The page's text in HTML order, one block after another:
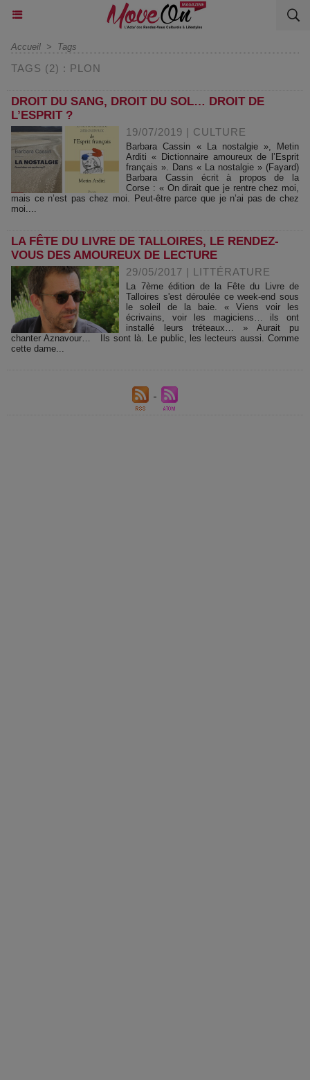
Accueil > Tags
TAGS (2) : PLON
DROIT DU SANG, DROIT DU SOL… DROIT DE
L’ESPRIT ?
19/07/2019 | CULTURE
Barbara Cassin « La nostalgie », Metin
Arditi « Dictionnaire amoureux de l’Esprit
français ». Dans « La nostalgie » (Fayard)
Barbara Cassin écrit à propos de la
Corse : « On dirait que je rentre chez moi,
mais ce n’est pas chez moi. Peut-être parce que je n’ai pas de chez
moi....
LA FÊTE DU LIVRE DE TALLOIRES, LE RENDEZ-
VOUS DES AMOUREUX DE LECTURE
29/05/2017 | LITTÉRATURE
La 7ème édition de la Fête du Livre de
Talloires s'est déroulée ce week-end sous
le soleil de la baie. « Viens voir les
écrivains, voir les magiciens… ils ont
installé leurs tréteaux… » Aurait pu
chanter Aznavour… Ils sont là. Le public, les lecteurs aussi. Comme
cette dame...